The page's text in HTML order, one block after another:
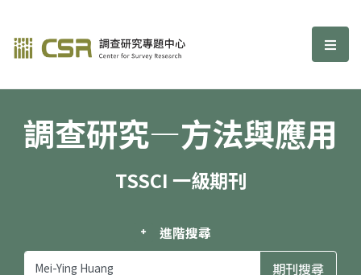
調查研究—方法與應用期刊 選
調查研究—方法與應用
TSSCI 一級期刊
進階搜尋